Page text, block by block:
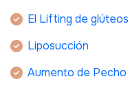
El Lifting de
Liposucción
Aumento de Pecho